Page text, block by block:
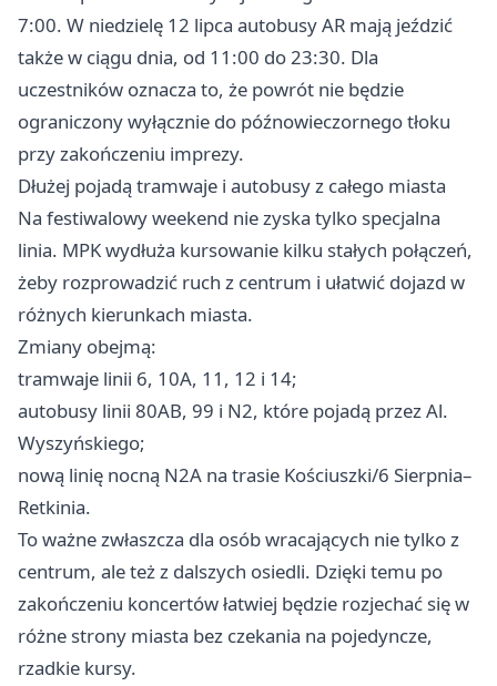
7:00. W niedzielę 12 lipca autobusy AR mają jeździć
także w ciągu dnia, od 11:00 do 23:30. Dla
uczestników oznacza to, że powrót nie będzie
ograniczony wyłącznie do późnowieczornego tłoku
przy zakończeniu imprezy.
Dłużej pojadą tramwaje i autobusy z całego miasta
Na festiwalowy weekend nie zyska tylko specjalna
linia. MPK wydłuża kursowanie kilku stałych połączeń,
żeby rozprowadzić ruch z centrum i ułatwić dojazd w
różnych kierunkach miasta.
Zmiany obejmą:
tramwaje linii 6, 10A, 11, 12 i 14;
autobusy linii 80AB, 99 i N2, które pojadą przez Al.
Wyszyńskiego;
nową linię nocną N2A na trasie Kościuszki/6 Sierpnia–
Retkinia.
To ważne zwłaszcza dla osób wracających nie tylko z
centrum, ale też z dalszych osiedli. Dzięki temu po
zakończeniu koncertów łatwiej będzie rozjechać się w
różne strony miasta bez czekania na pojedyncze,
rzadkie kursy.